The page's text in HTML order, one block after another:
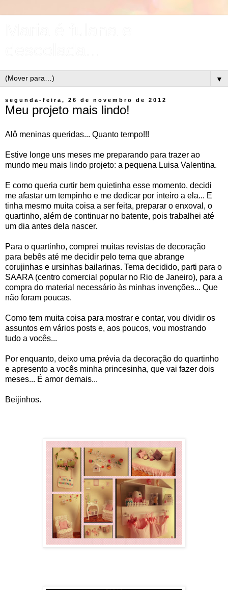
▼
segunda-feira, 26 de novembro de 2012
Meu projeto mais lindo!
Alô meninas queridas... Quanto tempo!!!
Estive longe uns meses me preparando para trazer ao
mundo meu mais lindo projeto: a pequena Luisa Valentina.
E como queria curtir bem quietinha esse momento, decidi
me afastar um tempinho e me dedicar por inteiro a ela... E
tinha mesmo muita coisa a ser feita, preparar o enxoval, o
quartinho, além de continuar no batente, pois trabalhei até
um dia antes dela nascer.
Para o quartinho, comprei muitas revistas de decoração
para bebês até me decidir pelo tema que abrange
corujinhas e ursinhas bailarinas. Tema decidido, parti para o
SAARA (centro comercial popular no Rio de Janeiro), para a
compra do material necessário às minhas invenções... Que
não foram poucas.
Como tem muita coisa para mostrar e contar, vou dividir os
assuntos em vários posts e, aos poucos, vou mostrando
tudo a vocês...
Por enquanto, deixo uma prévia da decoração do quartinho
e apresento a vocês minha princesinha, que vai fazer dois
meses... É amor demais...
Beijinhos.